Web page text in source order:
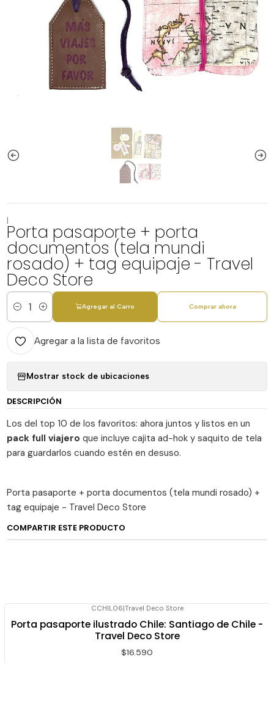
|
Porta pasaporte + porta
documentos (tela mundi
rosado) + tag equipaje - Travel
Deco Store
Cantidad
Agregar al Carro Comprar ahora
Agregar a la lista de favoritos
Mostrar stock de ubicaciones
DESCRIPCIÓN
Los del top 10 de los favoritos: ahora juntos y listos en un
pack full viajero que incluye cajita ad-hok y saquito de tela
para guardarlos cuando estén en desuso.
Porta pasaporte + porta documentos (tela mundi rosado) +
tag equipaje - Travel Deco Store
COMPARTIR ESTE PRODUCTO
CCHIL06|Travel Deco Store
Porta pasaporte ilustrado Chile: Santiago de Chile -
Travel Deco Store
$16.590